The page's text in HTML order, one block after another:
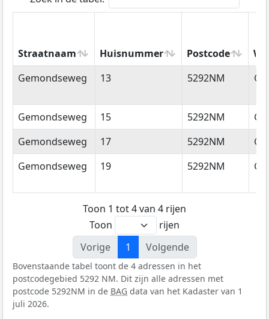
Straatnaam Huisnummer Postcode
Straatnaam
Huisnummer Postcode
Gemondseweg 13 5292NM
Gemondseweg 15 5292NM
Gemondseweg
17 5292NM
Gemondseweg
19 5292NM
Toon 1 tot 4 van 4 rijen
Toon
rijen
Vorige
1 Volgende
Bovenstaande tabel toont de 4 adressen in het
postcodegebied 5292 NM. Dit zijn alle adressen met
postcode 5292NM in de BAG data van het Kadaster van 1
juli 2026.